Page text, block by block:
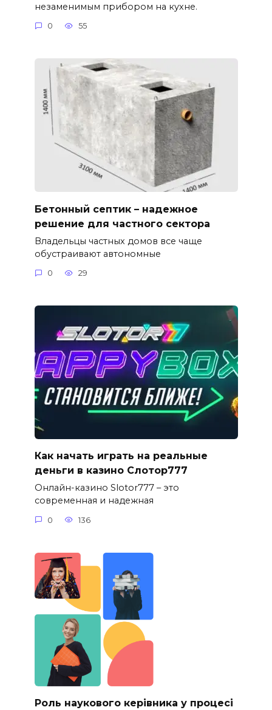
незаменимым прибором на кухне.
0 55
Бетонный септик – надежное
решение для частного сектора
Владельцы частных домов все чаще
обустраивают автономные
0 29
Как начать играть на реальные
деньги в казино Слотор777
Онлайн-казино Slotor777 – это
современная и надежная
0 136
Роль наукового керівника у процесі